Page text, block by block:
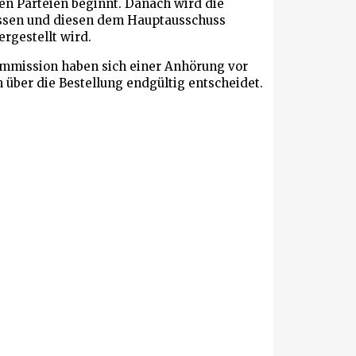
Parteien beginnt. Danach wird die
und diesen dem Hauptausschuss
wird.
haben sich einer Anhörung vor
über die Bestellung endgültig entscheidet.